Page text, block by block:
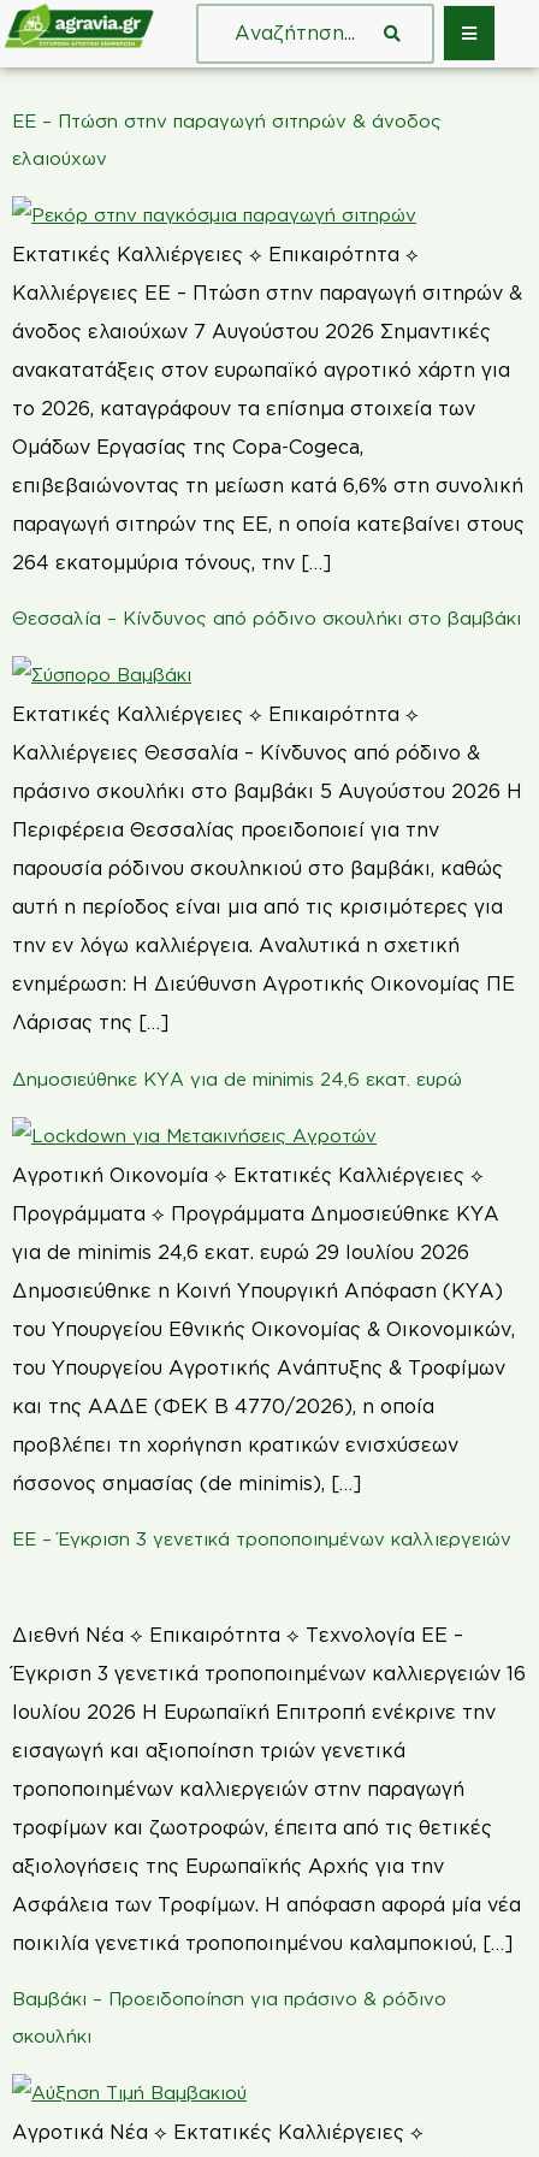
ΕΕ – Πτώση στην παραγωγή σιτηρών & άνοδος
ελαιούχων
Εκτατικές Καλλιέργειες ⟡ Επικαιρότητα ⟡
Καλλιέργειες ΕΕ – Πτώση στην παραγωγή σιτηρών &
άνοδος ελαιούχων 7 Αυγούστου 2026 Σημαντικές
ανακατατάξεις στον ευρωπαϊκό αγροτικό χάρτη για
το 2026, καταγράφουν τα επίσημα στοιχεία των
Ομάδων Εργασίας της Copa-Cogeca,
επιβεβαιώνοντας τη μείωση κατά 6,6% στη συνολική
παραγωγή σιτηρών της ΕΕ, η οποία κατεβαίνει στους
264 εκατομμύρια τόνους, την […]
Θεσσαλία – Κίνδυνος από ρόδινο σκουλήκι στο βαμβάκι
Εκτατικές Καλλιέργειες ⟡ Επικαιρότητα ⟡
Καλλιέργειες Θεσσαλία – Κίνδυνος από ρόδινο &
πράσινο σκουλήκι στο βαμβάκι 5 Αυγούστου 2026 Η
Περιφέρεια Θεσσαλίας προειδοποιεί για την
παρουσία ρόδινου σκουληκιού στο βαμβάκι, καθώς
αυτή η περίοδος είναι μια από τις κρισιμότερες για
την εν λόγω καλλιέργεια. Αναλυτικά η σχετική
ενημέρωση: Η Διεύθυνση Αγροτικής Οικονομίας ΠΕ
Λάρισας της […]
Δημοσιεύθηκε ΚΥΑ για de minimis 24,6 εκατ. ευρώ
Αγροτική Οικονομία ⟡ Εκτατικές Καλλιέργειες ⟡
Προγράμματα ⟡ Προγράμματα Δημοσιεύθηκε ΚΥΑ
για de minimis 24,6 εκατ. ευρώ 29 Ιουλίου 2026
Δημοσιεύθηκε η Κοινή Υπουργική Απόφαση (ΚΥΑ)
του Υπουργείου Εθνικής Οικονομίας & Οικονομικών,
του Υπουργείου Αγροτικής Ανάπτυξης & Τροφίμων
και της ΑΑΔΕ (ΦΕΚ Β 4770/2026), η οποία
προβλέπει τη χορήγηση κρατικών ενισχύσεων
ήσσονος σημασίας (de minimis), […]
ΕΕ – Έγκριση 3 γενετικά τροποποιημένων καλλιεργειών
Διεθνή Νέα ⟡ Επικαιρότητα ⟡ Τεχνολογία ΕΕ –
Έγκριση 3 γενετικά τροποποιημένων καλλιεργειών 16
Ιουλίου 2026 Η Ευρωπαϊκή Επιτροπή ενέκρινε την
εισαγωγή και αξιοποίηση τριών γενετικά
τροποποιημένων καλλιεργειών στην παραγωγή
τροφίμων και ζωοτροφών, έπειτα από τις θετικές
αξιολογήσεις της Ευρωπαϊκής Αρχής για την
Ασφάλεια των Τροφίμων. Η απόφαση αφορά μία νέα
ποικιλία γενετικά τροποποιημένου καλαμποκιού, […]
Βαμβάκι – Προειδοποίηση για πράσινο & ρόδινο
σκουλήκι
Αγροτικά Νέα ⟡ Εκτατικές Καλλιέργειες ⟡